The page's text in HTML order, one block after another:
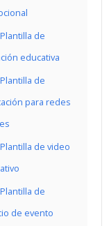
de
educativa
de
para redes
de video
de
de evento